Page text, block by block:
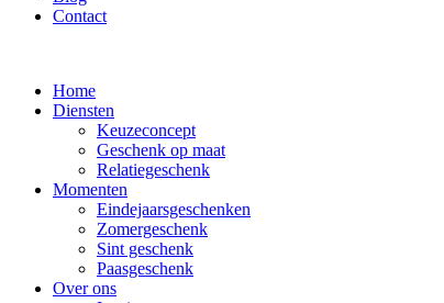
Contact
Home
Diensten
Keuzeconcept
Geschenk op maat
Relatiegeschenk
Momenten
Eindejaarsgeschenken
Zomergeschenk
Sint geschenk
Paasgeschenk
Over ons